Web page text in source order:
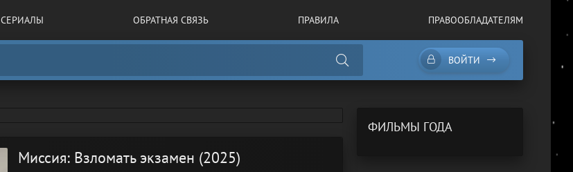
СЕРИАЛЫ ОБРАТНАЯ СВЯЗЬ ПРАВИЛА ПРАВООБЛАДАТЕЛЯМ
ВОЙТИ
Миссия: Взломать экзамен (2025)
ФИЛЬМЫ ГОДА